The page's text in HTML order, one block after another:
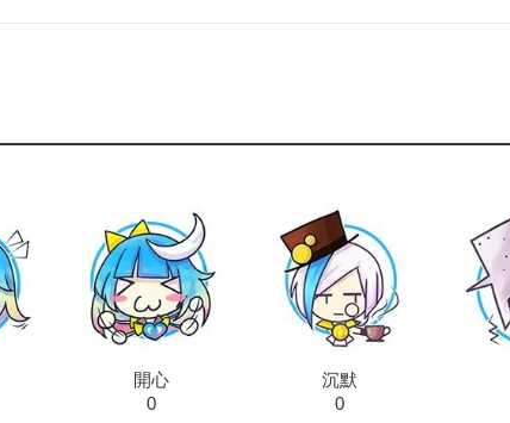
開心
0
沉默
0